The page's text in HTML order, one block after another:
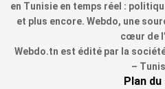
en Tunisie en temps réel :
et plus encore. Webdo, une
cœur de
Webdo.tn est édité par la société
–
Plan